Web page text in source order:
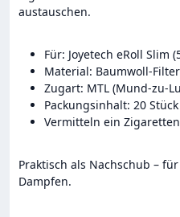
austauschen.
Für: Joyetech eRoll Slim
Material: Baumwoll-
Zugart: MTL (Mund-zu-
Packungsinhalt: 20 Stück
Vermitteln ein
Praktisch als Nachschub –
Dampfen.